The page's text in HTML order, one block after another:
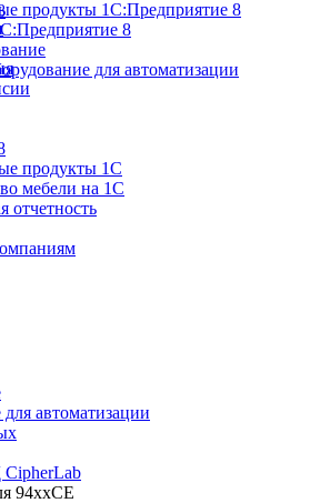
продукты 1С:Предприятие 8
8
для автоматизации
продукты 1С
мебели на 1С
отчетность
автоматизации
94ххCE